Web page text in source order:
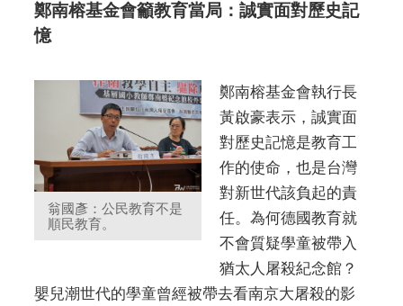
鄭南榕基金會籲教育當局：誠實面對歷史記
憶
翁國彥：公民教育不是
順民教育。
鄭南榕基金會執行長
黃啟豪表示，誠實面
對歷史記憶是教育工
作的使命，也是台灣
對新世代該負起的責
任。為何德國教育就
不會質疑學童被帶入
猶太人屠殺紀念館？
嬰兒潮世代的學童曾經被帶去看南京大屠殺的影